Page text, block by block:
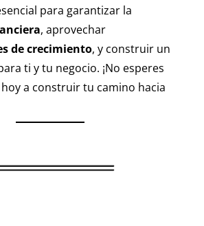
para garantizar la
, aprovechar
de crecimiento, y construir un
ti y tu negocio. ¡No esperes
hoy a construir tu camino hacia